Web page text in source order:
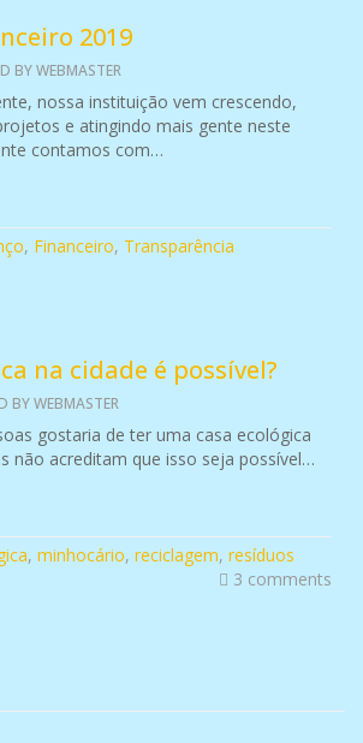
2019
BY WEBMASTER
nossa instituição vem crescendo,
e atingindo mais gente neste
contamos com…
, Financeiro, Transparência
na cidade é possível?
BY WEBMASTER
gostaria de ter uma casa ecológica
não acreditam que isso seja possível…
, minhocário, reciclagem, resíduos
3 comments